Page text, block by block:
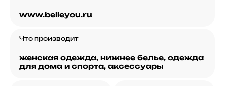
www.belleyou.ru
Что производит
женская одежда, нижнее белье, одежда
для дома и спорта, аксессуары